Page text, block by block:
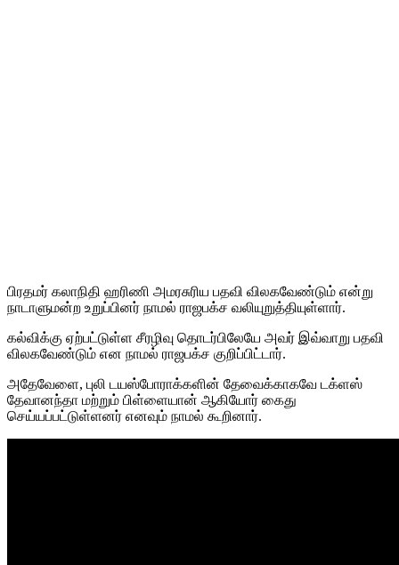
பிரதமர் கலாநிதி ஹரிணி அமரசுரிய பதவி விலகவேண்டும் என்று
நாடாளுமன்ற உறுப்பினர் நாமல் ராஜபக்ச வலியுறுத்தியுள்ளார்.
கல்விக்கு ஏற்பட்டுள்ள சீரழிவு தொடர்பிலேயே அவர் இவ்வாறு பதவி
விலகவேண்டும் என நாமல் ராஜபக்ச குறிப்பிட்டார்.
அதேவேளை, புலி டயஸ்போராக்களின் தேவைக்காகவே டக்ளஸ்
தேவானந்தா மற்றும் பிள்ளையான் ஆகியோர் கைது
செய்யப்பட்டுள்ளனர் எனவும் நாமல் கூறினார்.